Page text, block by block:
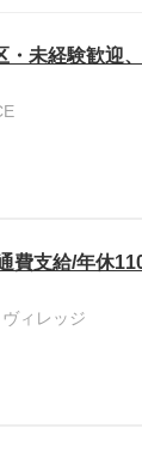
未経験歓迎
費支給/年休
ィレッジ